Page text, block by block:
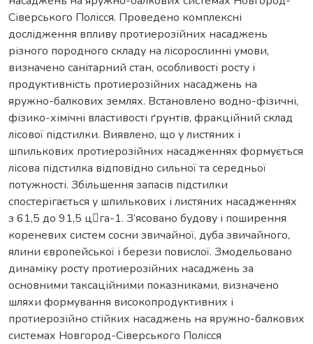
Сіверського Полісся. Проведено комплексні
дослідження впливу протиерозійних насаджень
різного породного складу на лісорослинні умови,
визначено санітарний стан, особливості росту і
продуктивність протиерозійних насаджень на
яружно-балкових землях. Встановлено водно-фізичні,
фізико-хімічні властивості ґрунтів, фракційний склад
лісової підстилки. Виявлено, що у листяних і
шпилькових протиерозійних насадженнях формується
лісова підстилка відповідно сильної та середньої
потужності. Збільшення запасів підстилки
спостерігається у шпилькових і листяних насадженнях
з 61,5 до 91,5 цга-1. З’ясовано будову і поширення
кореневих систем сосни звичайної, дуба звичайного,
ялини європейської і берези повислої. Змодельовано
динаміку росту протиерозійних насаджень за
основними таксаційними показниками, визначено
шляхи формування високопродуктивних і
протиерозійно стійких насаджень на яружно-балкових
системах Новгород-Сіверського Полісся